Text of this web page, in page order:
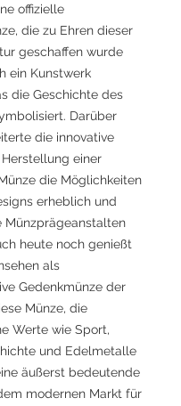
offizielle
die zu Ehren dieser
geschaffen wurde
ein Kunstwerk
die Geschichte des
Darüber
die innovative
einer
die Möglichkeiten
erheblich und
Münzprägeanstalten
heute noch genießt
als
Gedenkmünze der
Münze, die
Werte wie Sport,
und Edelmetalle
äußerst bedeutende
modernen Markt für